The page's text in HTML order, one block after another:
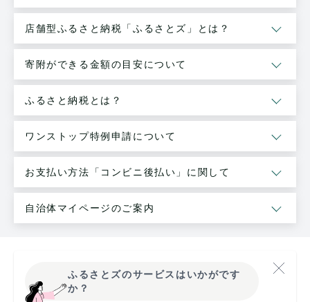
店舗型ふるさと納税「ふるさとズ」とは？
寄附ができる金額の目安について
ふるさと納税とは？
ワンストップ特例申請について
お支払い方法「コンビニ後払い」に関して
自治体マイページのご案内
ふるさとズのサービスはいかがです
か？